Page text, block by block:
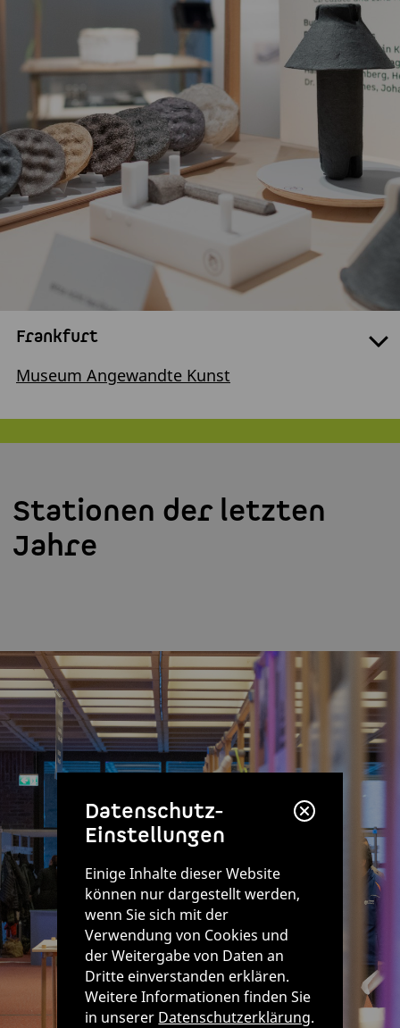
Frankfurt
Museum Angewandte Kunst
Stationen der letzten
Jahre
Datenschutz-
Einstellungen
Einige Inhalte dieser Website
können nur dargestellt werden,
wenn Sie sich mit der
Verwendung von Cookies und
der Weitergabe von Daten an
Dritte einverstanden erklären.
Weitere Informationen finden Sie
in unserer Datenschutzerklärung.